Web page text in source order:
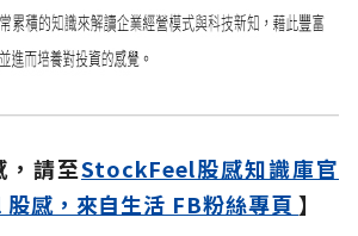
，請至StockFeel股感知識庫官
感，來自生活 FB粉絲專頁】